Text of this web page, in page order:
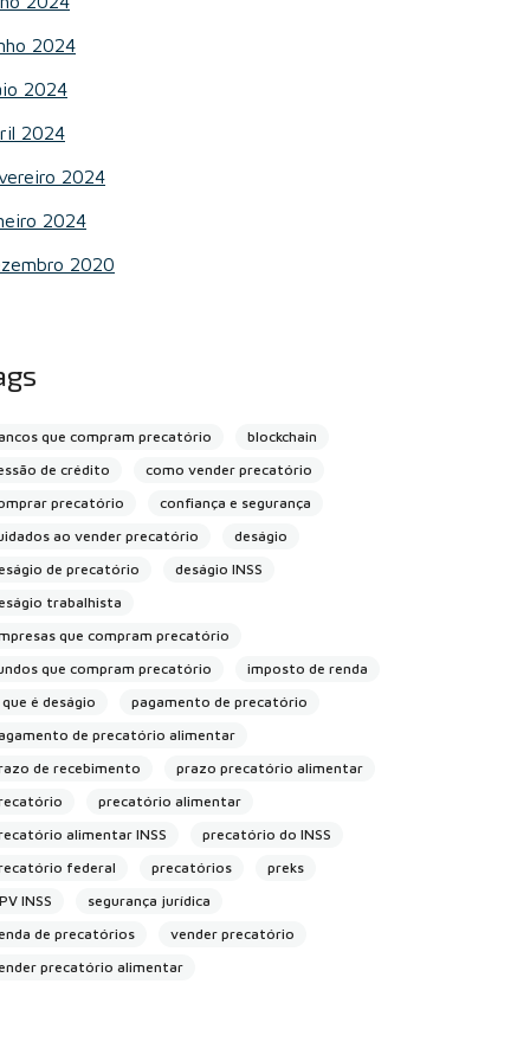
2024
2024
2024
2024
2024
2020
que compram precatório
blockchain
de crédito
como vender precatório
precatório
confiança e segurança
ao vender precatório
deságio
de precatório
deságio INSS
trabalhista
que compram precatório
que compram precatório
imposto de renda
é deságio
pagamento de precatório
de precatório alimentar
de recebimento
prazo precatório alimentar
precatório alimentar
alimentar INSS
precatório do INSS
federal
precatórios
preks
INSS
segurança jurídica
de precatórios
vender precatório
precatório alimentar